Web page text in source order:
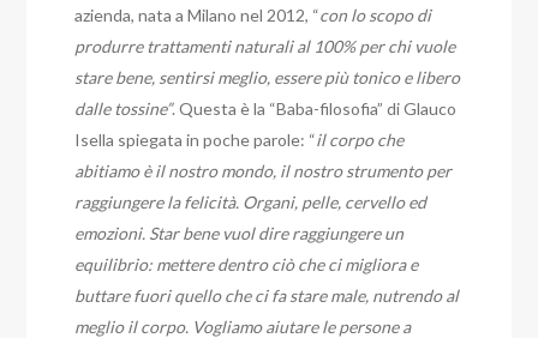
azienda, nata a Milano nel 2012, “con lo scopo di
produrre trattamenti naturali al 100% per chi vuole
stare bene, sentirsi meglio, essere più tonico e libero
dalle tossine”. Questa è la “Baba-filosofia” di Glauco
Isella spiegata in poche parole: “il corpo che
abitiamo è il nostro mondo, il nostro strumento per
raggiungere la felicità. Organi, pelle, cervello ed
emozioni. Star bene vuol dire raggiungere un
equilibrio: mettere dentro ciò che ci migliora e
buttare fuori quello che ci fa stare male, nutrendo al
meglio il corpo. Vogliamo aiutare le persone a